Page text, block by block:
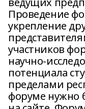
Проведение
укрепление
участников
научно-
потенциала
пределами
форуме нужно